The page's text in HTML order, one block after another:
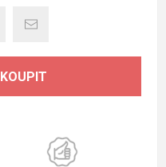
KOUPIT